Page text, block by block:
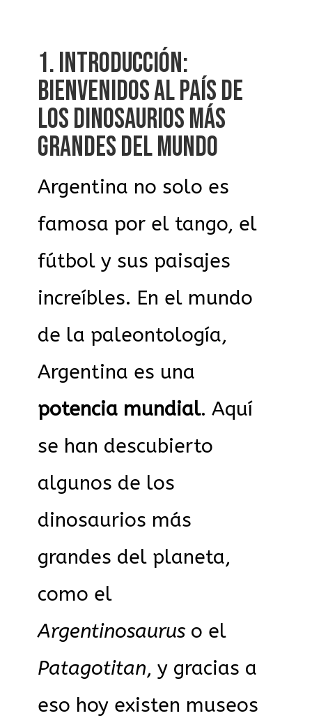
1. INTRODUCCIÓN:
BIENVENIDOS AL PAÍS DE
LOS DINOSAURIOS MÁS
GRANDES DEL MUNDO
Argentina no solo es
famosa por el tango, el
fútbol y sus paisajes
increíbles. En el mundo
de la paleontología,
Argentina es una
potencia mundial. Aquí
se han descubierto
algunos de los
dinosaurios más
grandes del planeta,
como el
Argentinosauruso el
Patagotitan, y gracias a
eso hoy existen museos